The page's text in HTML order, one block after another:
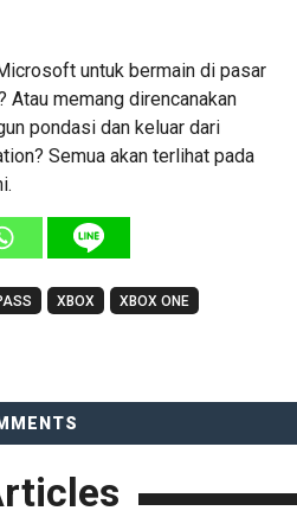
untuk bermain di pasar
memang direncanakan
pondasi dan keluar dari
Semua akan terlihat pada
XBOX XBOX ONE